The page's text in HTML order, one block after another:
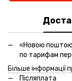
«Новою
по тарифам
Більше інформації
Післяплата